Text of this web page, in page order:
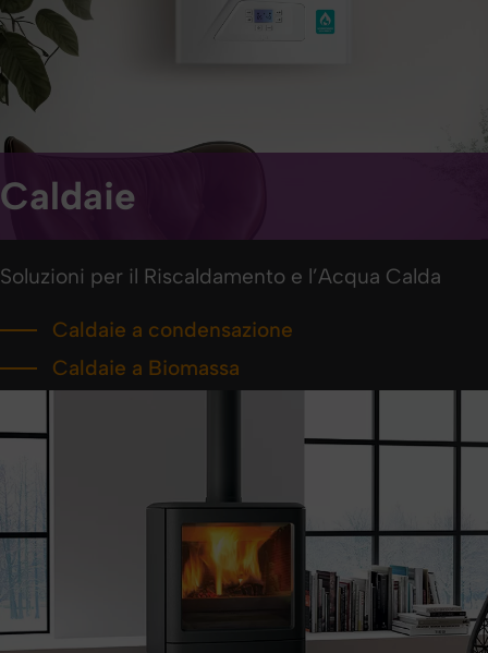
Caldaie
Soluzioni per il Riscaldamento e l’Acqua Calda
Caldaie a condensazione
Caldaie a Biomassa